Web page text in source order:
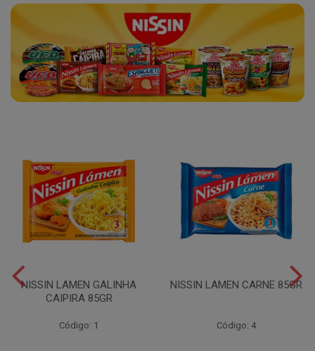
NISSIN LAMEN GALINHA
CAIPIRA 85GR
Código: 1
NISSIN LAMEN CARNE 85GR
Código: 4